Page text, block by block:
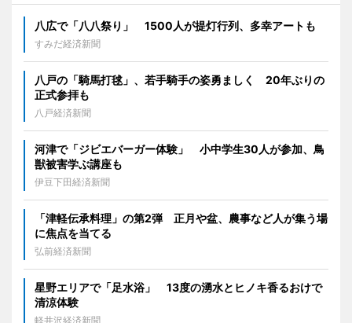
八広で「八八祭り」 1500人が提灯行列、多幸アートも
すみだ経済新聞
八戸の「騎馬打毬」、若手騎手の姿勇ましく 20年ぶりの
正式参拝も
八戸経済新聞
河津で「ジビエバーガー体験」 小中学生30人が参加、鳥
獣被害学ぶ講座も
伊豆下田経済新聞
「津軽伝承料理」の第2弾 正月や盆、農事など人が集う場
に焦点を当てる
弘前経済新聞
星野エリアで「足水浴」 13度の湧水とヒノキ香るおけで
清涼体験
軽井沢経済新聞